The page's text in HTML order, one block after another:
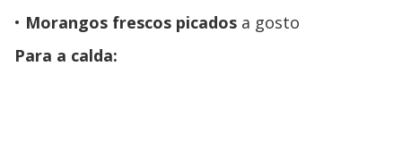
Morangos frescos picados a gosto
Para a calda: